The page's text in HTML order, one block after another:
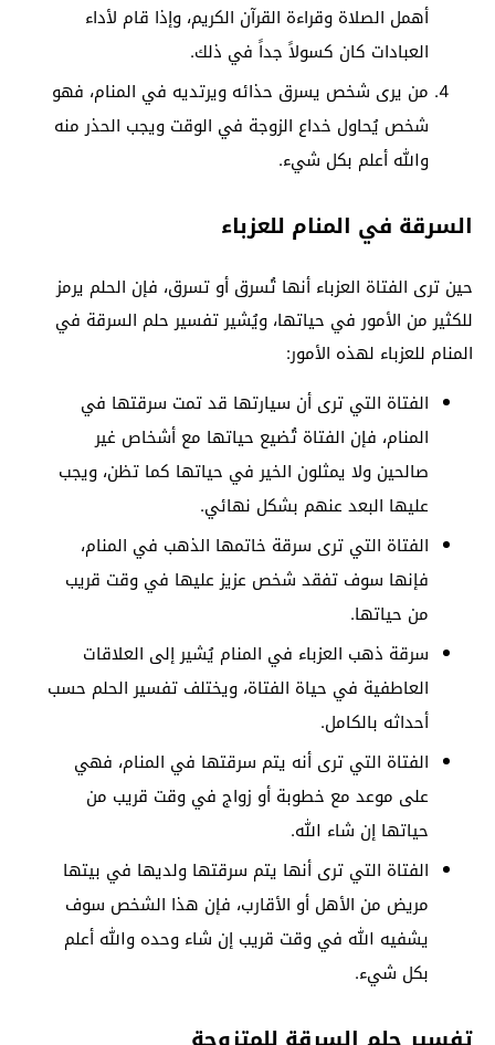
أهمل الصلاة وقراءة القرآن الكريم، وإذا قام لأداء
العبادات كان كسولاً جداً في ذلك.
من يرى شخص يسرق حذائه ويرتديه في المنام، فهو
شخص يُحاول خداع الزوجة في الوقت ويجب الحذر منه
والله أعلم بكل شيء.
السرقة في المنام للعزباء
حين ترى الفتاة العزباء أنها تُسرق أو تسرق، فإن الحلم يرمز
للكثير من الأمور في حياتها، ويُشير تفسير حلم السرقة في
المنام للعزباء لهذه الأمور:
الفتاة التي ترى أن سيارتها قد تمت سرقتها في
المنام، فإن الفتاة تُضيع حياتها مع أشخاص غير
صالحين ولا يمثلون الخير في حياتها كما تظن، ويجب
عليها البعد عنهم بشكل نهائي.
الفتاة التي ترى سرقة خاتمها الذهب في المنام،
فإنها سوف تفقد شخص عزيز عليها في وقت قريب
من حياتها.
سرقة ذهب العزباء في المنام يُشير إلى العلاقات
العاطفية في حياة الفتاة، ويختلف تفسير الحلم حسب
أحداثه بالكامل.
الفتاة التي ترى أنه يتم سرقتها في المنام، فهي
على موعد مع خطوبة أو زواج في وقت قريب من
حياتها إن شاء الله.
الفتاة التي ترى أنها يتم سرقتها ولديها في بيتها
مريض من الأهل أو الأقارب، فإن هذا الشخص سوف
يشفيه الله في وقت قريب إن شاء وحده والله أعلم
بكل شيء.